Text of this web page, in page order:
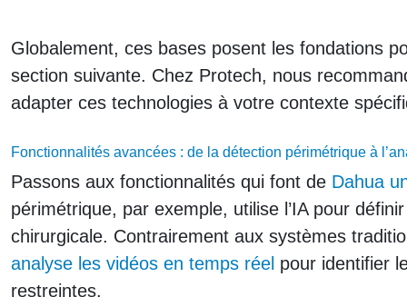
Globalement, ces bases posent les fondations
section suivante. Chez Protech, nous
adapter ces technologies à votre contexte
Fonctionnalités avancées : de la détection périmétrique à
Passons aux fonctionnalités qui font de Dahua
périmétrique, par exemple, utilise l’IA pour
chirurgicale. Contrairement aux systèmes
analyse les vidéos en temps réel pour identifier
restreintes.